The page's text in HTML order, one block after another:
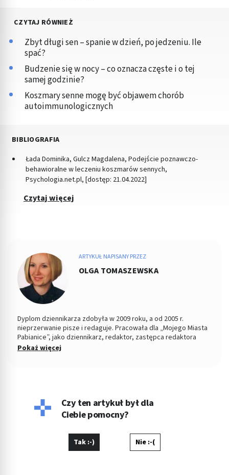
CZYTAJ RÓWNIEŻ
Zbyt długi sen – spanie w dzień, po jedzeniu. Ile
spać?
Budzenie się w nocy – co oznacza częste i o tej
samej godzinie?
Koszmary senne mogę być objawem chorób
autoimmunologicznych
BIBLIOGRAFIA
Łada Dominika, Gulcz Magdalena, Podejście poznawczo-
behawioralne w leczeniu koszmarów sennych,
Psychologia.net.pl, [dostęp: 21.04.2022]
Czytaj więcej
ARTYKUŁ NAPISANY PRZEZ
OLGA TOMASZEWSKA
Dyplom dziennikarza zdobyła w 2009 roku, a od 2005 r.
nieprzerwanie pisze i redaguje. Pracowała dla „Mojego Miasta
Pabianice”, jako dziennikarz, redaktor, zastępca redaktora
naczelnego i PR-owiec, współpracowała z „Nowym Życiem
Pokaż więcej
Czy ten artykuł był dla
Ciebie pomocny?
Tak :-) Nie :-(